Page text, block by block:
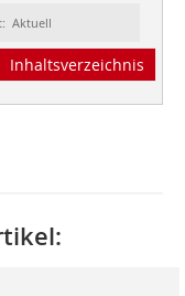
Aktuell
Inhaltsverzeichnis